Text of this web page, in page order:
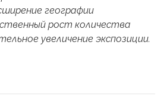
географии
рост количества
увеличение экспозиции.